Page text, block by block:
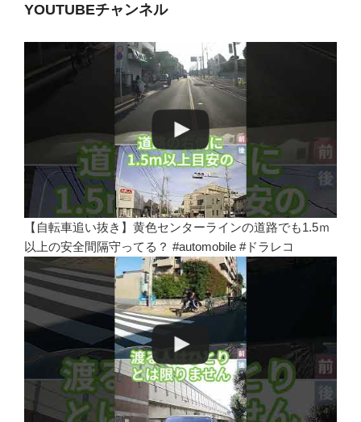
YOUTUBEチャンネル
【自転車追い抜き】黄色センターラインの道路でも1.5ｍ
以上の安全間隔守ってる？ #automobile #ドラレコ